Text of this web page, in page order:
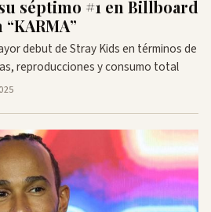
séptimo #1 en Billboard
debut de Stray Kids en términos de
reproducciones y consumo total